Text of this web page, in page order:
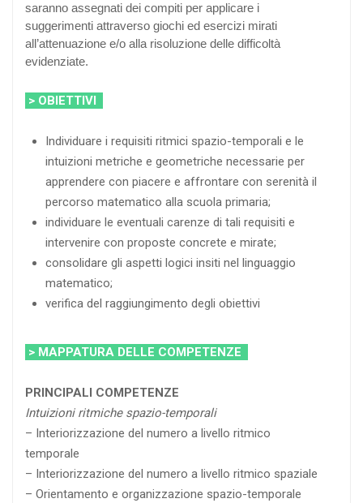
saranno assegnati dei compiti per applicare i
suggerimenti attraverso giochi ed esercizi mirati
all’attenuazione e/o alla risoluzione delle difficoltà
evidenziate.
> OBIETTIVI
Individuare i requisiti ritmici spazio-temporali e le
intuizioni metriche e geometriche necessarie per
apprendere con piacere e affrontare con serenità il
percorso matematico alla scuola primaria;
individuare le eventuali carenze di tali requisiti e
intervenire con proposte concrete e mirate;
consolidare gli aspetti logici insiti nel linguaggio
matematico;
verifica del raggiungimento degli obiettivi
> MAPPATURA DELLE COMPETENZE
PRINCIPALI COMPETENZE
Intuizioni ritmiche spazio-temporali
– Interiorizzazione del numero a livello ritmico
temporale
– Interiorizzazione del numero a livello ritmico spaziale
– Orientamento e organizzazione spazio-temporale